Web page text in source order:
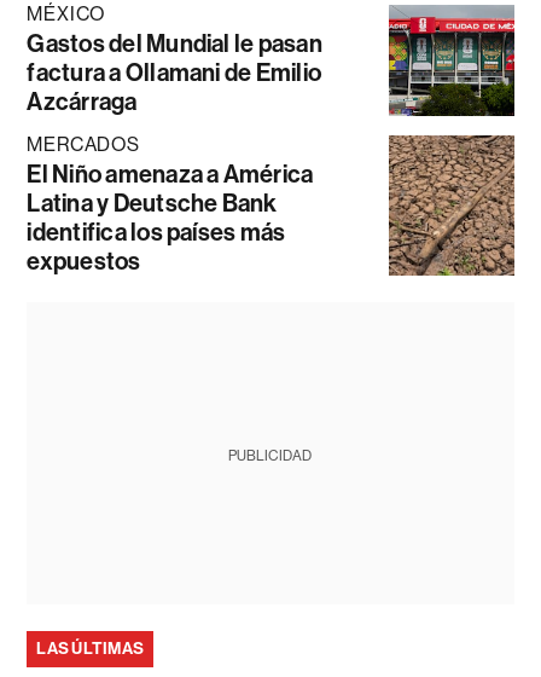
MÉXICO
Gastos del Mundial le pasan
factura a Ollamani de Emilio
Azcárraga
MERCADOS
El Niño amenaza a América
Latina y Deutsche Bank
identifica los países más
expuestos
PUBLICIDAD
LAS ÚLTIMAS